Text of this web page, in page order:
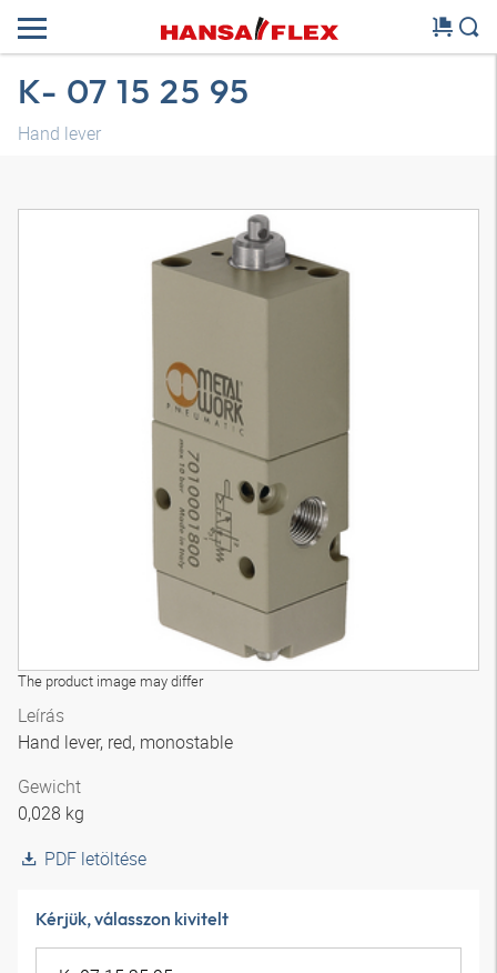
K- 07 15 25 95
Hand lever
The product image may differ
Leírás
Hand lever, red, monostable
Gewicht
0,028 kg
PDF letöltése
Kérjük, válasszon kivitelt